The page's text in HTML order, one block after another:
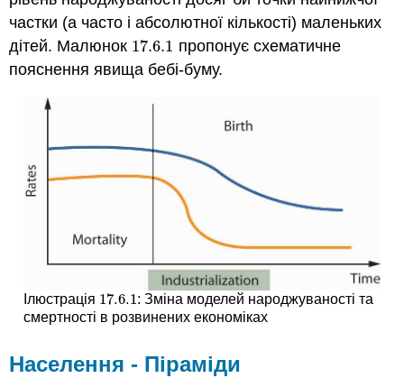
частки (а часто і абсолютної кількості) маленьких
дітей. Малюнок 17.6.1
17.6.1 пропонує схематичне
пояснення явища бебі-буму.
Ілюстрація 17.6.1
17.6.1: Зміна моделей народжуваності та
смертності в розвинених економіках
Населення - Піраміди